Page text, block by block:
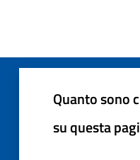
Quanto sono
su questa